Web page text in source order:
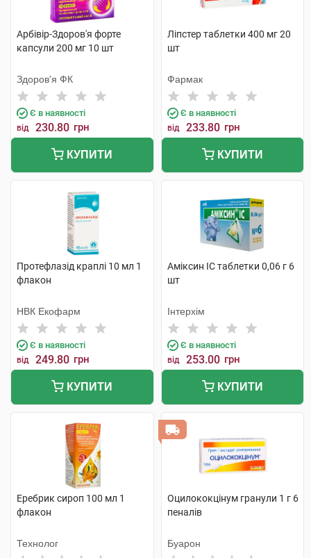
Арбівір-Здоров'я форте
капсули 200 мг 10 шт
Здоров'я ФК
Є в наявності
від 230.80 грн
КУПИТИ
Ліпстер таблетки 400 мг 20
шт
Фармак
Є в наявності
від 233.80 грн
КУПИТИ
Протефлазід краплі 10 мл 1
флакон
НВК Екофарм
Є в наявності
від 249.80 грн
КУПИТИ
Аміксин IC таблетки 0,06 г 6
шт
Інтерхім
Є в наявності
від 253.00 грн
КУПИТИ
Еребрик сироп 100 мл 1
флакон
Технолог
Оцилококцінум гранули 1 г 6
пеналів
Буарон